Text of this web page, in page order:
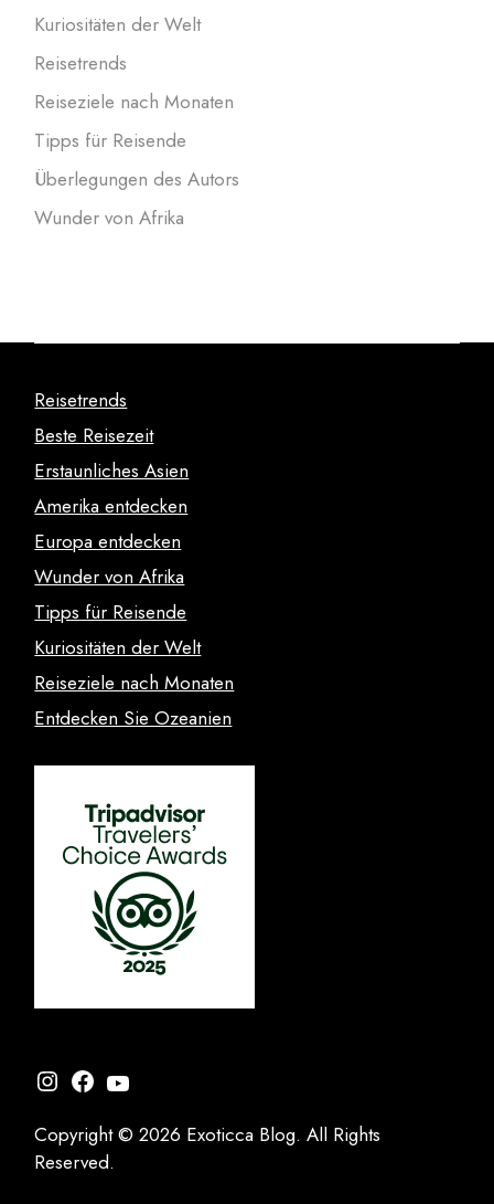
Kuriositäten der Welt
Reisetrends
Reiseziele nach Monaten
Tipps für Reisende
Überlegungen des Autors
Wunder von Afrika
Reisetrends
Beste Reisezeit
Erstaunliches Asien
Amerika entdecken
Europa entdecken
Wunder von Afrika
Tipps für Reisende
Kuriositäten der Welt
Reiseziele nach Monaten
Entdecken Sie Ozeanien
Instagram
Facebook
YouTube
Copyright © 2026 Exoticca Blog. All Rights
Reserved.